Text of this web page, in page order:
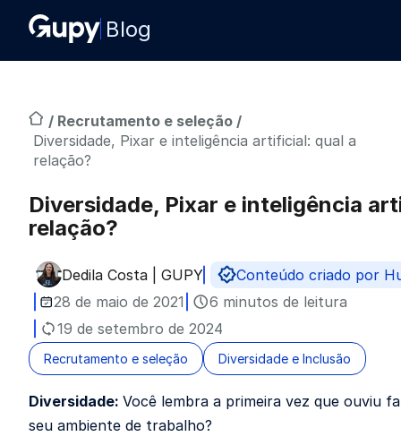
Blog
/ Recrutamento e seleção /
Diversidade, Pixar e inteligência artificial: qual a
relação?
Diversidade, Pixar e inteligência
relação?
Publicado por
Dedila Costa | GUPY
Conteúdo criado por
28 de maio de 2021
6 minutos de leitura
19 de setembro de 2024
Recrutamento e seleção Diversidade e Inclusão
Diversidade: Você lembra a primeira vez que ouviu
seu ambiente de trabalho?